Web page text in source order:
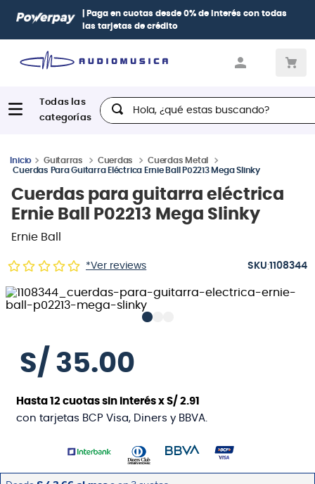
| Paga en cuotas desde 0% de interés con todas
las tarjetas de crédito
Hola, ¿qué estas buscando?
Guitarras Cuerdas
Cuerdas Metal
Cuerdas Para Guitarra Eléctrica Ernie Ball P02213 Mega Slinky
Cuerdas para guitarra eléctrica
Ernie Ball P02213 Mega Slinky
Ernie Ball
*Ver reviews :1108344
S/ 35.00
Hasta12 cuotas sin interés xS/ 2.91
con tarjetas BCP Visa, Diners y BBVA.